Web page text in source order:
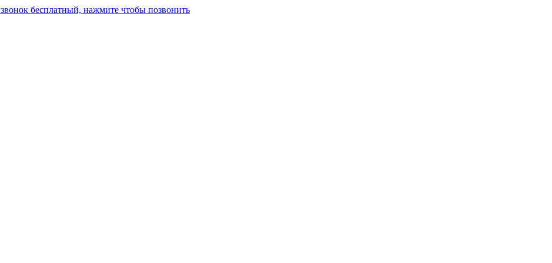
звонок бесплатный, нажмите чтобы позвонить